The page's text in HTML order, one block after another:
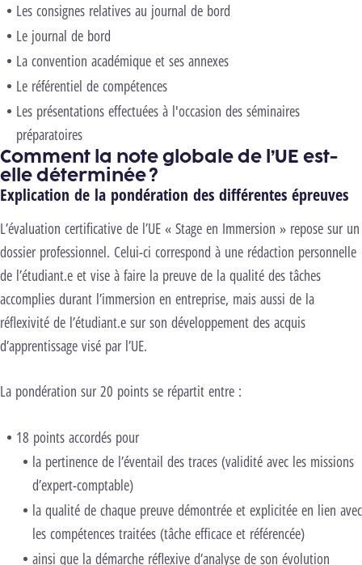
Les consignes relatives au journal de bord
Le journal de bord
La convention académique et ses annexes
Le référentiel de compétences
Les présentations effectuées à l'occasion des séminaires
préparatoires
Comment la note globale de l’UE est-
elle déterminée ?
Explication de la pondération des différentes épreuves
L’évaluation certificative de l’UE « Stage en Immersion » repose sur un
dossier professionnel. Celui-ci correspond à une rédaction personnelle
de l’étudiant.e et vise à faire la preuve de la qualité des tâches
accomplies durant l’immersion en entreprise, mais aussi de la
réflexivité de l’étudiant.e sur son développement des acquis
d’apprentissage visé par l’UE.
La pondération sur 20 points se répartit entre :
18 points accordés pour
la pertinence de l’éventail des traces (validité avec les missions
d’expert-comptable)
la qualité de chaque preuve démontrée et explicitée en lien avec
les compétences traitées (tâche efficace et référencée)
ainsi que la démarche réflexive d’analyse de son évolution